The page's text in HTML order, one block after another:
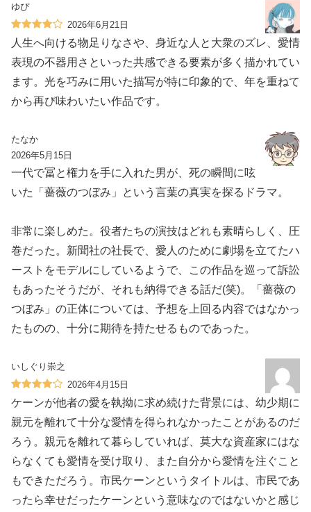
ゆぴ
2026年6月21日
人生へ向ける物足りなさや、身近な人と大衆のズレ、愛情
表現の不器用さといった共感できる要素が多く描かれてい
ます。光を巧みに用いた描写が特に印象的で、年を重ねて
から再び味わいたい作品です。
たなか
2026年5月15日
一代で冨と権力を手に入れた男が、死の瞬間に呟
いた「薔薇のつぼみ」という言葉の真実を探るドラマ。
非常に楽しめた。役者たちの演技はどれも素晴らしく、圧
巻だった。新聞社の社長で、愛人のために劇場を立てたハ
ーストをモデルにしているようで、この作品を巡って訴訟
もあったそうだが、それも納得できる話だ(笑)。「薔薇の
つぼみ」の正体については、予想を上回る内容ではなかっ
たものの、十分に期待を持たせるものであった。
いしぐり崇之
2026年4月15日
ケーンが他者の愛を執拗に求め続けた背景には、幼少期に
親元を離れて十分な愛情を得られなかったことがあるのだ
ろう。親元を離れて暮らしていれば、莫大な資産家にはな
らなくても愛情を受け取り、また自分から愛情を注ぐこと
もできただろう。市民ケーンというタイトルは、市民であ
ったら幸せだったケーンという意味なのではないかと感じ